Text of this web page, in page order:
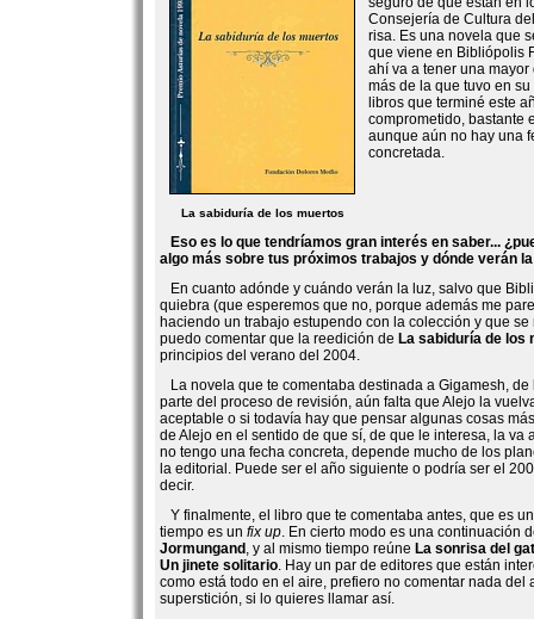
La sabiduría de los muertos
Consejería de Cultura
risa. Es una novela que
que viene en Bibliópolis
ahí va a tener una
más de la que tuvo en
libros que terminé este
comprometido, bastante
aunque aún no hay una
concretada.
Eso es lo que tendríamos gran interés en saber...
algo más sobre tus próximos trabajos y dónde verán
En cuanto adónde y cuándo verán la luz, salvo que
quiebra (que esperemos que no, porque además me
haciendo un trabajo estupendo con la colección y que
puedo comentar que la reedición de La sabiduría de los
principios del verano del 2004.
La novela que te comentaba destinada a Gigamesh,
parte del proceso de revisión, aún falta que Alejo la
aceptable o si todavía hay que pensar algunas cosas
de Alejo en el sentido de que sí, de que le interesa, la va
no tengo una fecha concreta, depende mucho de los
la editorial. Puede ser el año siguiente o podría ser el
decir.
Y finalmente, el libro que te comentaba antes, que es
tiempo es un fix up. En cierto modo es una continuación
Jormungand , y al mismo tiempo reúne La sonrisa del
Un jinete solitario. Hay un par de editores que están
como está todo en el aire, prefiero no comentar nada del
superstición, si lo quieres llamar así.